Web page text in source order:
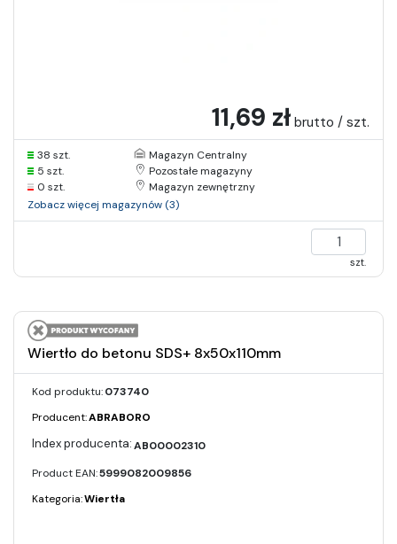
11,69 zł brutto / szt.
38 szt.
Magazyn Centralny
5 szt.
Pozostałe magazyny
0 szt.
Magazyn zewnętrzny
Zobacz więcej magazynów (3)
szt.
Wiertło do betonu SDS+ 8x50x110mm
Kod produktu:073740
Producent:ABRABORO
AB00002310
Product EAN:5999082009856
Kategoria:Wiertła